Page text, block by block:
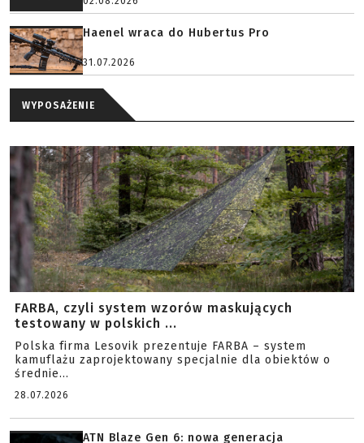
Haenel wraca do Hubertus Pro
31.07.2026
WYPOSAŻENIE
FARBA, czyli system wzorów maskujących
testowany w polskich ...
Polska firma Lesovik prezentuje FARBA – system
kamuflażu zaprojektowany specjalnie dla obiektów o
średnie...
28.07.2026
ATN Blaze Gen 6: nowa generacja